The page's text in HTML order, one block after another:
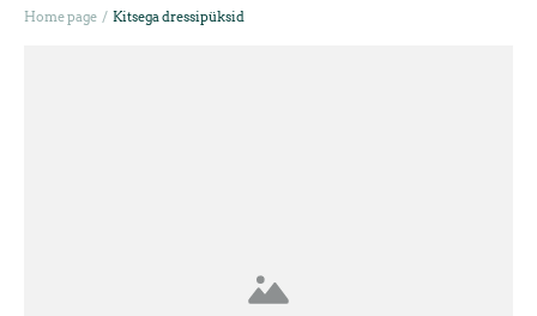
Home page / Kitsega dressipüksid